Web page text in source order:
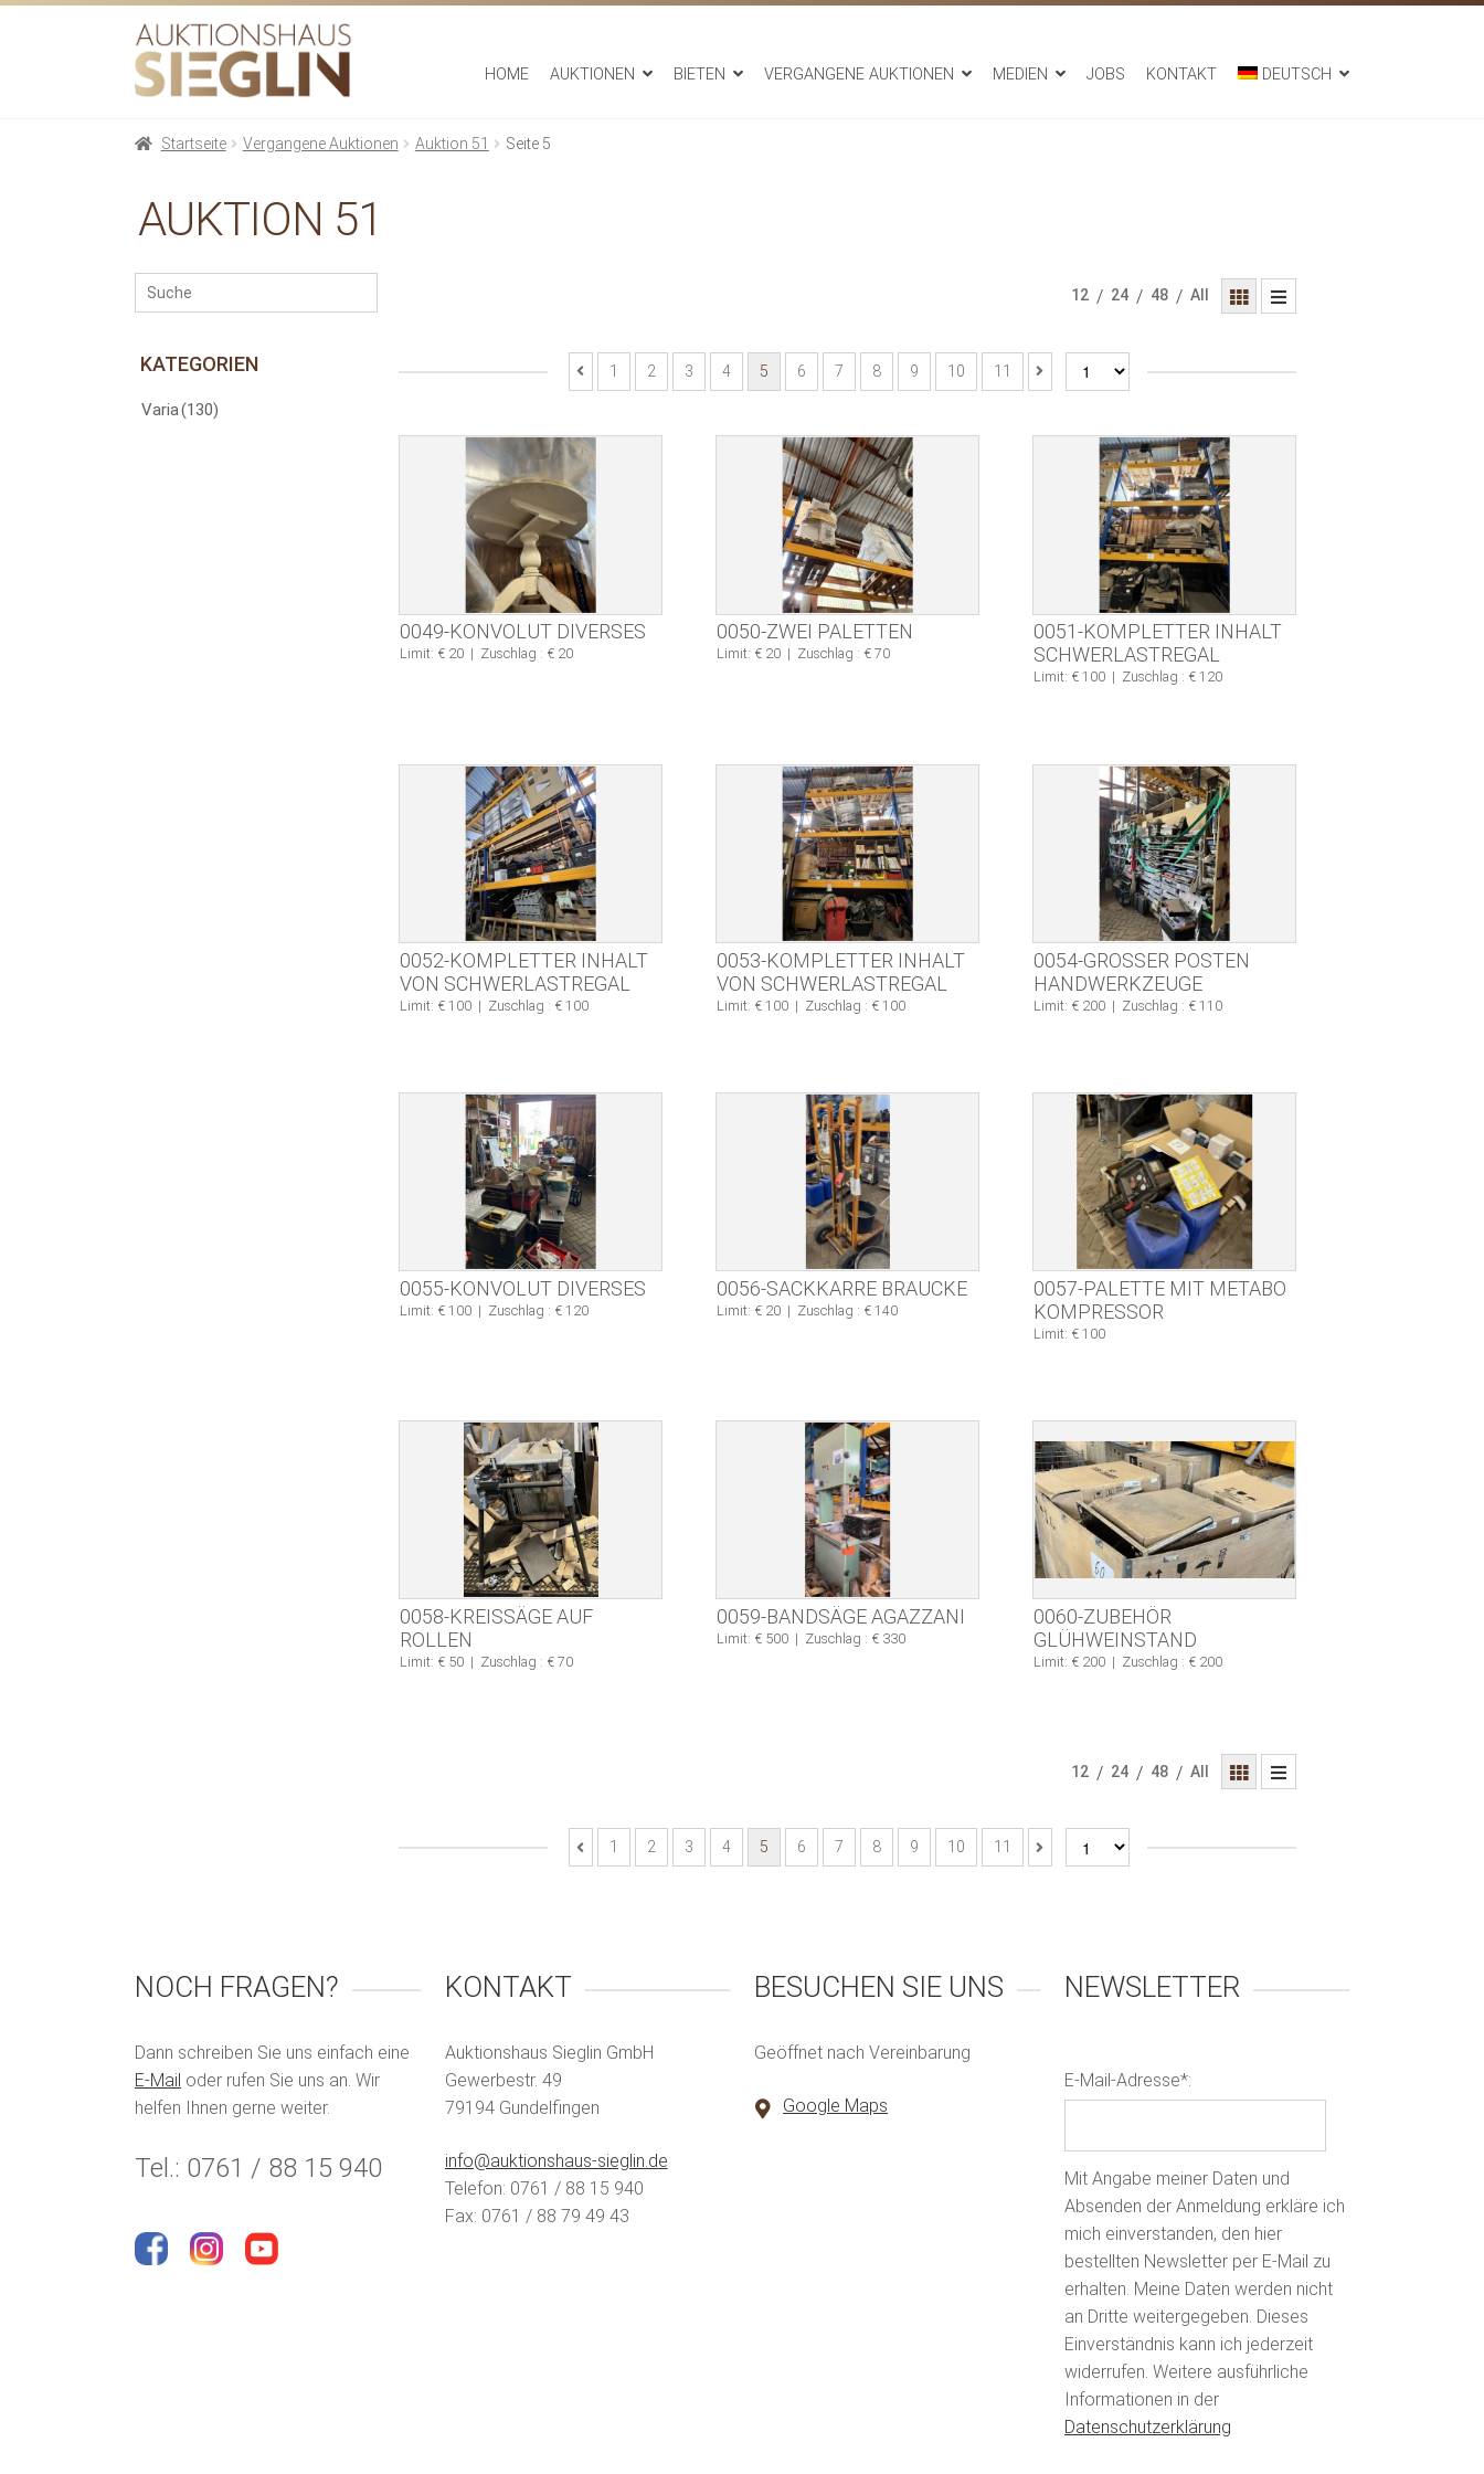
Zur
Navigation
springen
Zum
Inhalt
springen
HOME AUKTIONEN BIETEN VERGANGENE AUKTIONEN MEDIEN JOBS KONTAKT DEUTSCH
Startseite Vergangene Auktionen Auktion 51 Seite 5
AUKTION 51
12 / 24 / 48 / All
1 2 3 4 5 6 7 8 9 10 11
0049-KONVOLUT DIVERSES
Limit: € 20 | Zuschlag : € 20
0050-ZWEI PALETTEN
Limit: € 20 | Zuschlag : € 70
0051-KOMPLETTER INHALT
SCHWERLASTREGAL
Limit: € 100 | Zuschlag : € 120
0052-KOMPLETTER INHALT
VON SCHWERLASTREGAL
Limit: € 100 | Zuschlag : € 100
0053-KOMPLETTER INHALT
VON SCHWERLASTREGAL
Limit: € 100 | Zuschlag : € 100
0054-GROSSER POSTEN H
ANDWERKZEUGE
Limit: € 200 | Zuschlag : € 110
0055-KONVOLUT DIVERSES
Limit: € 100 | Zuschlag : € 120
0056-SACKKARRE BRAUCKE
Limit: € 20 | Zuschlag : € 140
0057-PALETTE MIT METABO
KOMPRESSOR
Limit: € 100
0058-KREISSÄGE AUF
ROLLEN
Limit: € 50 | Zuschlag : € 70
0059-BANDSÄGE AGAZZANI
Limit: € 500 | Zuschlag : € 330
0060-ZUBEHÖR
GLÜHWEINSTAND
Limit: € 200 | Zuschlag : € 200
12 / 24 / 48 / All
1 2 3 4 5 6 7 8 9 10 11
KATEGORIEN
Varia(130)
NOCH FRAGEN?
Dann schreiben Sie uns einfach eine
E-Mail oder rufen Sie uns an. Wir
helfen Ihnen gerne weiter.
Tel.: 0761 / 88 15 940
KONTAKT
Auktionshaus Sieglin GmbH
Gewerbestr. 49
79194 Gundelfingen
info@auktionshaus-sieglin.de
Telefon: 0761 / 88 15 940
Fax: 0761 / 88 79 49 43
BESUCHEN SIE UNS
Geöffnet nach Vereinbarung
Google Maps
NEWSLETTER
E-Mail-Adresse*:
Mit Angabe meiner Daten und
Absenden der Anmeldung erkläre ich
mich einverstanden, den hier
bestellten Newsletter per E-Mail zu
erhalten. Meine Daten werden nicht
an Dritte weitergegeben. Dieses
Einverständnis kann ich jederzeit
widerrufen. Weitere ausführliche
Informationen in der
Datenschutzerklärung